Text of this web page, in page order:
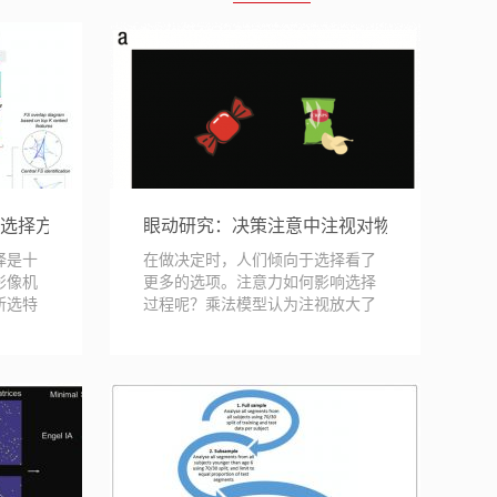
关系
择方法以提高分类任务的可重复性
是十
像机
选特
眼动研究：决策注意中注视对物体价值的交
在做决定时，人们倾向于选择看了
更多的选项。注意力如何影响选择
过程呢？乘法模型认为注视放大了